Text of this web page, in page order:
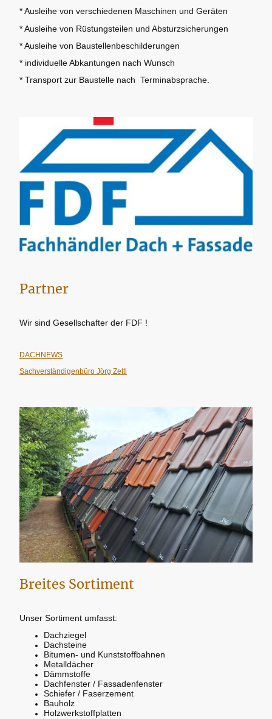
* Ausleihe von verschiedenen Maschinen und Geräten
* Ausleihe von Rüstungsteilen und Absturzsicherungen
* Ausleihe von Baustellenbeschilderungen
* individuelle Abkantungen nach Wunsch
* Transport zur Baustelle nach Terminabsprache.
Partner
Wir sind Gesellschafter der FDF !
DACHNEWS
Sachverständigenbüro Jörg Zettl
Breites Sortiment
Unser Sortiment umfasst:
Dachziegel
Dachsteine
Bitumen- und Kunststoffbahnen
Metalldächer
Dämmstoffe
Dachfenster / Fassadenfenster
Schiefer / Faserzement
Bauholz
Holzwerkstoffplatten